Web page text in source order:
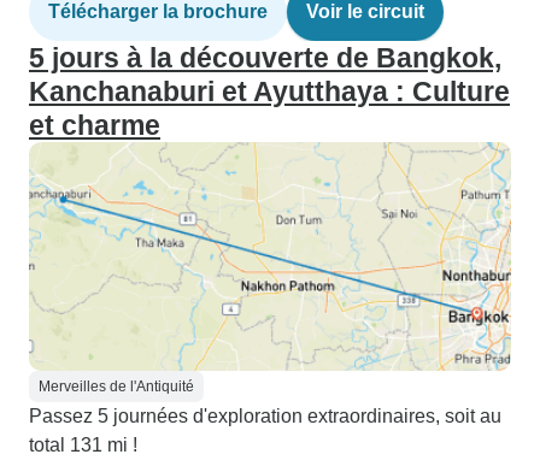
Télécharger la brochure Voir le circuit
5 jours à la découverte de Bangkok,
Kanchanaburi et Ayutthaya : Culture
et charme
Merveilles de l'Antiquité
Passez 5 journées d'exploration extraordinaires, soit au
total 131 mi !